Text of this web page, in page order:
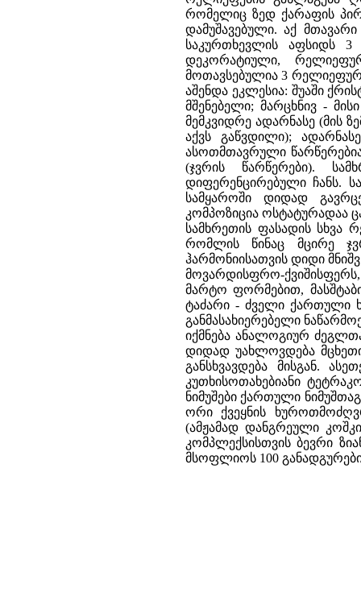
რომელიც ზედ ქარაფის
დამუშავებული. აქ
საკურთხევლის აფსიდს
დეკორატიული,
მოთავსებულია 3
აშენდა ეკლესია: შუაში
მშენებელი; მარცხნივ -
მემკვიდრე ადარნასე (მის
აქვს გაწვდილი);
ასოთმთავრული
(ჯვრის წარწერები).
დიფერენცირებული ჩანს.
სამყაროში დიდად
კომპოზიცია ოსტატურადაა
სამხრეთის ფასადის სხვა
რომლის წინაც მცირე
ჰარმონიისათვის დიდი
მოვარდისფრო-
მარტო ფორმებით,
ტაძარი - ძველი ქართული
განმასახიერებელი
იქმნება ანალოგიურ
დიდად უახლოვდება
განსხვავდება მისგან.
კუთხისოთახებიანი
ნიმუშები ქართული
ორი ქვეყნის
(ამჟამად დანგრეული
კომპლექსისთვის ბევრი
მსოფლიოს 100